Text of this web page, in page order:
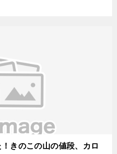
きのこの山の値段、カロ